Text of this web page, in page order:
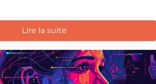
Lire la suite